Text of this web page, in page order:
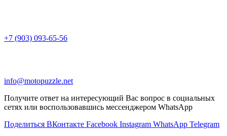
+7 (903) 093-65-56
info@motopuzzle.net
Получите ответ на интересующий Вас вопрос в социальных
сетях или воспользовавшись мессенджером WhatsApp
Поделиться ВКонтакте Facebook Instagram WhatsApp Telegram